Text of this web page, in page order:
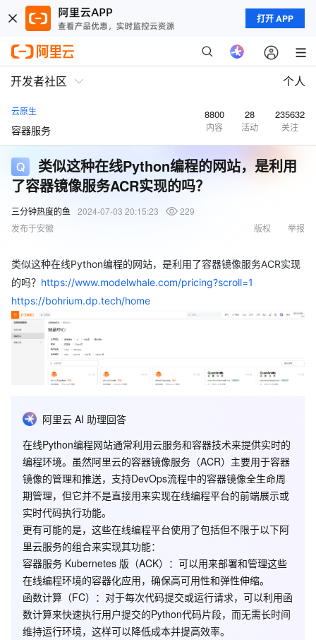
打开 APP
开发者社区 个人
云原生
容器服务
8800
内容
28
活动
235632
关注
类似这种在线Python编程的网站，是利用
了容器镜像服务ACR实现的吗？
三分钟热度的鱼 2024-07-03 20:15:23
229
发布于安徽
举报
版权
类似这种在线Python编程的网站，是利用了容器镜像服务ACR实现
的吗？ https://www.modelwhale.com/pricing?scroll=1
https://bohrium.dp.tech/home
阿里云 AI 助理回答
在线Python编程网站通常利用云服务和容器技术来提供实时的
编程环境。虽然阿里云的容器镜像服务（ACR）主要用于容器
镜像的管理和推送，支持DevOps流程中的容器镜像全生命周
期管理，但它并不是直接用来实现在线编程平台的前端展示或
实时代码执行功能。
更有可能的是，这些在线编程平台使用了包括但不限于以下阿
里云服务的组合来实现其功能：
容器服务 Kubernetes 版（ACK） ：可以用来部署和管理这些
在线编程环境的容器化应用，确保高可用性和弹性伸缩。
函数计算（FC） ：对于每次代码提交或运行请求，可以利用函
数计算来快速执行用户提交的Python代码片段，而无需长时间
维持运行环境，这样可以降低成本并提高效率。